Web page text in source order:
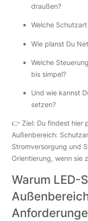
draußen?
Welche
Wie planst Du
Welche
bis simpel?
Und wie kannst
setzen?
👉 Ziel: Du findest hier
Außenbereich:
Stromversorgung und
Orientierung, wenn sie
Warum LED-